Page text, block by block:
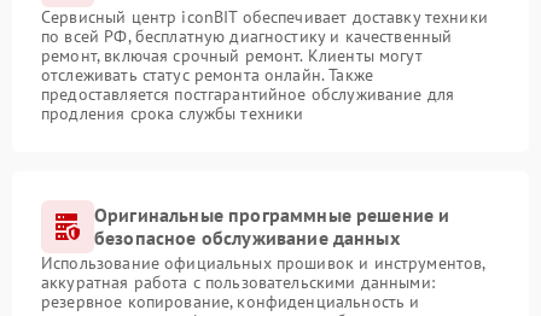
Сервисный центр iconBIT обеспечивает доставку техники
по всей РФ, бесплатную диагностику и качественный
ремонт, включая срочный ремонт. Клиенты могут
отслеживать статус ремонта онлайн. Также
предоставляется постгарантийное обслуживание для
продления срока службы техники
Оригинальные программные решение и
безопасное обслуживание данных
Использование официальных прошивок и инструментов,
аккуратная работа с пользовательскими данными:
резервное копирование, конфиденциальность и